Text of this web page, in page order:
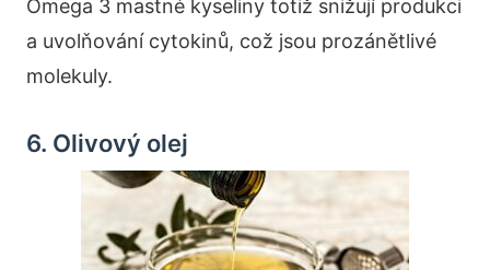
Omega 3 mastné kyseliny totiž snižují produkci
a uvolňování cytokinů, což jsou prozánětlivé
molekuly.
6. Olivový olej